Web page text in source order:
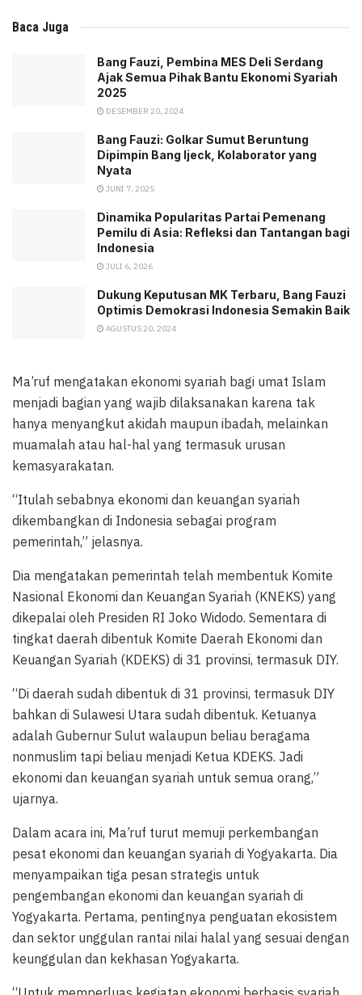
Baca Juga
Bang Fauzi, Pembina MES Deli Serdang
Ajak Semua Pihak Bantu Ekonomi Syariah
2025
DESEMBER 20, 2024
Bang Fauzi: Golkar Sumut Beruntung
Dipimpin Bang Ijeck, Kolaborator yang
Nyata
JUNI 7, 2025
Dinamika Popularitas Partai Pemenang
Pemilu di Asia: Refleksi dan Tantangan bagi
Indonesia
JULI 6, 2026
Dukung Keputusan MK Terbaru, Bang Fauzi
Optimis Demokrasi Indonesia Semakin Baik
AGUSTUS 20, 2024
Ma’ruf mengatakan ekonomi syariah bagi umat Islam
menjadi bagian yang wajib dilaksanakan karena tak
hanya menyangkut akidah maupun ibadah, melainkan
muamalah atau hal-hal yang termasuk urusan
kemasyarakatan.
“Itulah sebabnya ekonomi dan keuangan syariah
dikembangkan di Indonesia sebagai program
pemerintah,” jelasnya.
Dia mengatakan pemerintah telah membentuk Komite
Nasional Ekonomi dan Keuangan Syariah (KNEKS) yang
dikepalai oleh Presiden RI Joko Widodo. Sementara di
tingkat daerah dibentuk Komite Daerah Ekonomi dan
Keuangan Syariah (KDEKS) di 31 provinsi, termasuk DIY.
“Di daerah sudah dibentuk di 31 provinsi, termasuk DIY
bahkan di Sulawesi Utara sudah dibentuk. Ketuanya
adalah Gubernur Sulut walaupun beliau beragama
nonmuslim tapi beliau menjadi Ketua KDEKS. Jadi
ekonomi dan keuangan syariah untuk semua orang,”
ujarnya.
Dalam acara ini, Ma’ruf turut memuji perkembangan
pesat ekonomi dan keuangan syariah di Yogyakarta. Dia
menyampaikan tiga pesan strategis untuk
pengembangan ekonomi dan keuangan syariah di
Yogyakarta. Pertama, pentingnya penguatan ekosistem
dan sektor unggulan rantai nilai halal yang sesuai dengan
keunggulan dan kekhasan Yogyakarta.